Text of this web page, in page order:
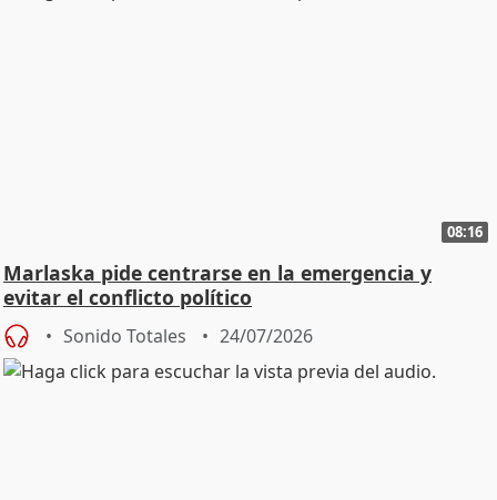
08:16
Marlaska pide centrarse en la emergencia y
evitar el conflicto político
Sonido Totales 24/07/2026